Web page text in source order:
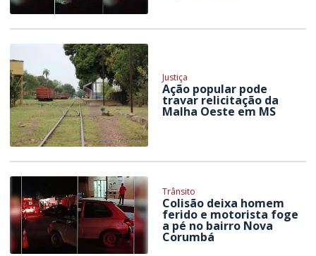
Justiça
Ação popular pode
travar relicitação da
Malha Oeste em MS
Trânsito
Colisão deixa homem
ferido e motorista foge
a pé no bairro Nova
Corumbá